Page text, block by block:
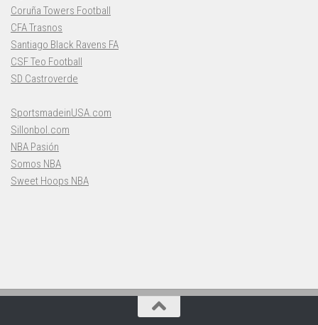
Coruña Towers Football
CFA Trasnos
Santiago Black Ravens FA
CSF Teo Football
SD Castroverde
SportsmadeinUSA.com
Sillonbol.com
NBA Pasión
Somos NBA
Sweet Hoops NBA